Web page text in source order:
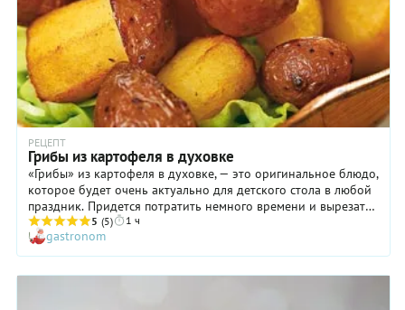
РЕЦЕПТ
Грибы из картофеля в духовке
«Грибы» из картофеля в духовке, — это оригинальное блюдо,
которое будет очень актуально для детского стола в любой
праздник. Придется потратить немного времени и вырезать
«грибочки» из обычных картофельных клубней. Но ваши
старания окупятся с лихвой, ведь выглядят они очень мило и
вызывают у детворы неподдельный восторг. Такой вариант
особенно актуален для родителей, которые не решаются
5 (5) 1 ч
gastronom